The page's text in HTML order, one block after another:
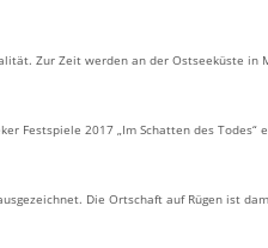
Zur Zeit werden an der Ostseeküste in
Festspiele 2017 „Im Schatten des Todes“
Die Ortschaft auf Rügen ist